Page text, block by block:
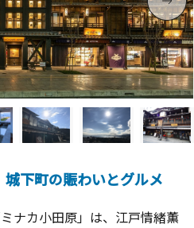
下町の賑わいとグルメ
ナカ小田原」は、江戸情緒薫